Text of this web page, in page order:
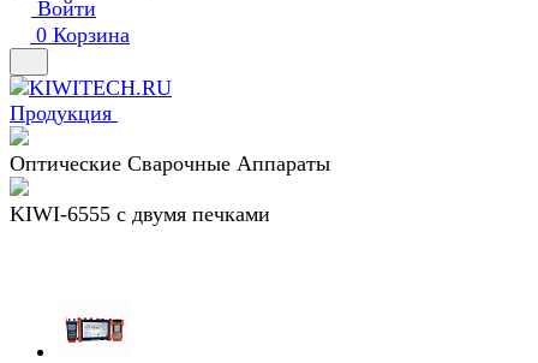
Войти
0 Корзина
Продукция
Оптические Сварочные Аппараты
KIWI-6555 c двумя печками